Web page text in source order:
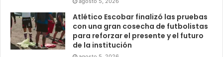
Atlético Escobar finalizó las pruebas
con una gran cosecha de futbolistas
para reforzar el presente y el futuro
de la institución